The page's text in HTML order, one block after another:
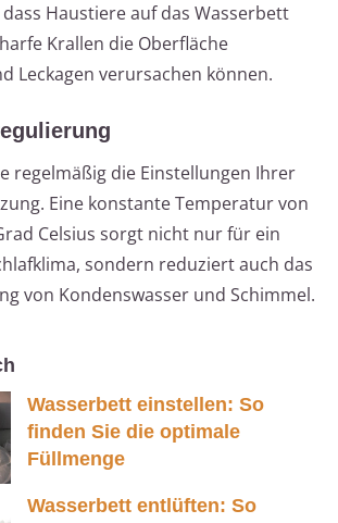
Haustiere auf das Wasserbett
Krallen die Oberfläche
Leckagen verursachen können.
regelmäßig die Einstellungen Ihrer
Eine konstante Temperatur von
Celsius sorgt nicht nur für ein
sondern reduziert auch das
von Kondenswasser und Schimmel.
Wasserbett einstellen: So
finden Sie die optimale
Füllmenge
Wasserbett entlüften: So